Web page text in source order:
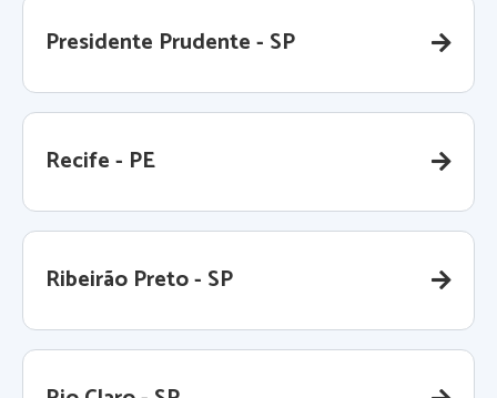
Presidente Prudente - SP
Recife - PE
Ribeirão Preto - SP